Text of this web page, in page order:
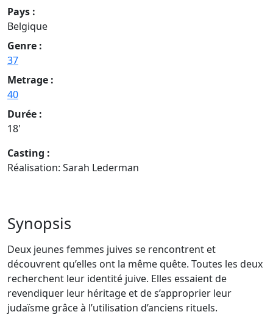
Pays :
Belgique
Genre :
37
Metrage :
40
Durée :
18'
Casting :
Réalisation: Sarah Lederman
Synopsis
Deux jeunes femmes juives se rencontrent et
découvrent qu’elles ont la même quête. Toutes les deux
recherchent leur identité juive. Elles essaient de
revendiquer leur héritage et de s’approprier leur
judaïsme grâce à l’utilisation d’anciens rituels.